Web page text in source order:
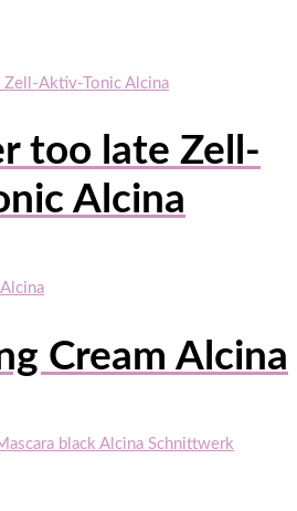
too late Zell-
Alcina
Cream Alcina